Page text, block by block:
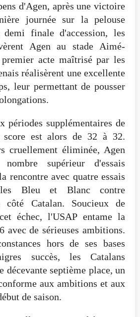
d'Agen, après une victoire
journée sur la pelouse
finale d'accession, les
Agen au stade Aimé-
acte maîtrisé par les
réalisèrent une excellente
leur permettant de pousser
périodes supplémentaires de
est alors de 32 à 32.
cruellement éliminée, Agen
supérieur d'essais
rencontre avec quatre essais
Bleu et Blanc contre
côté Catalan. Soucieux de
échec, l'USAP entame la
avec de sérieuses ambitions.
hors de ses bases
succès, les Catalans
décevante septième place, un
aux ambitions et aux
de saison.